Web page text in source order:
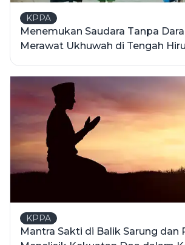
KPPA
Menemukan Saudara Tanpa
Merawat Ukhuwah di Tengah
KPPA
Mantra Sakti di Balik Sarung dan